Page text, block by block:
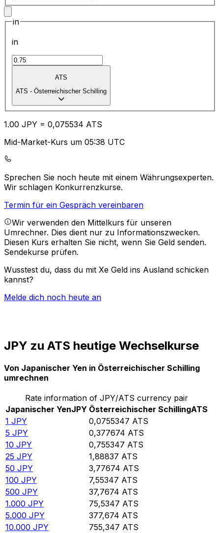
in
in
ATS
ATS - Österreichischer Schilling
1.00 JPY = 0,075534 ATS
Mid-Market-Kurs um 05:38 UTC
Sprechen Sie noch heute mit einem Währungsexperten.
Wir schlagen Konkurrenzkurse.
Termin für ein Gespräch vereinbaren
Wir verwenden den Mittelkurs für unseren
Umrechner. Dies dient nur zu Informationszwecken.
Diesen Kurs erhalten Sie nicht, wenn Sie Geld senden.
Sendekurse prüfen.
Wusstest du, dass du mit Xe Geld ins Ausland schicken
kannst?
Melde dich noch heute an
JPY zu ATS heutige Wechselkurse
Von Japanischer Yen in Österreichischer Schilling
umrechnen
Rate information of JPY/ATS currency pair
Japanischer YenJPY Österreichischer SchillingATS
1 JPY 0,0755347 ATS
5 JPY 0,377674 ATS
10 JPY 0,755347 ATS
25 JPY 1,88837 ATS
50 JPY 3,77674 ATS
100 JPY 7,55347 ATS
500 JPY 37,7674 ATS
1.000 JPY 75,5347 ATS
5.000 JPY 377,674 ATS
10.000 JPY 755,347 ATS